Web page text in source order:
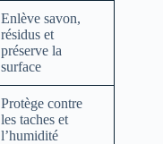
Enlève savon,
résidus et
préserve la
surface
Protège contre
les taches et
l’humidité